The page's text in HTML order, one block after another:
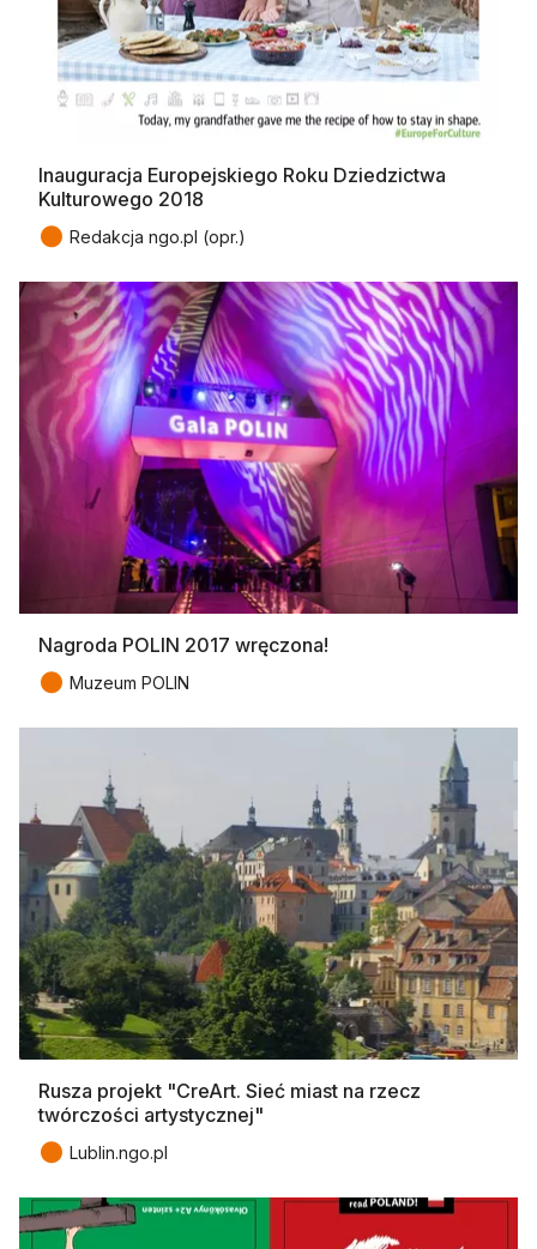
Inauguracja Europejskiego Roku Dziedzictwa
Kulturowego 2018
● Redakcja ngo.pl (opr.)
Nagroda POLIN 2017 wręczona!
● Muzeum POLIN
Rusza projekt "CreArt. Sieć miast na rzecz
twórczości artystycznej"
● Lublin.ngo.pl